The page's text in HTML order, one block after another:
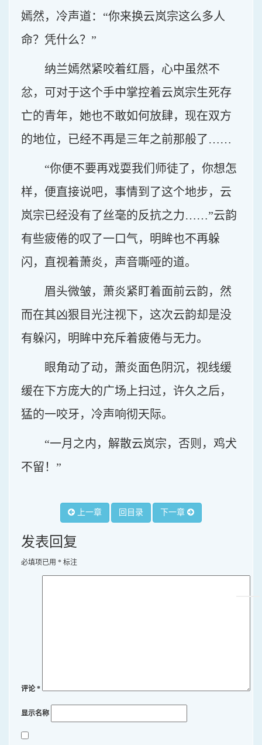
嫣然，冷声道：“你来换云岚宗这么多人
命？凭什么？”
纳兰嫣然紧咬着红唇，心中虽然不
忿，可对于这个手中掌控着云岚宗生死存
亡的青年，她也不敢如何放肆，现在双方
的地位，已经不再是三年之前那般了……
“你便不要再戏耍我们师徒了，你想怎
样，便直接说吧，事情到了这个地步，云
岚宗已经没有了丝毫的反抗之力……”云韵
有些疲倦的叹了一口气，明眸也不再躲
闪，直视着萧炎，声音嘶哑的道。
眉头微皱，萧炎紧盯着面前云韵，然
而在其凶狠目光注视下，这次云韵却是没
有躲闪，明眸中充斥着疲倦与无力。
眼角动了动，萧炎面色阴沉，视线缓
缓在下方庞大的广场上扫过，许久之后，
猛的一咬牙，冷声响彻天际。
“一月之内，解散云岚宗，否则，鸡犬
不留！”
上一章 回目录 下一章
发表回复
必填项已用 * 标注
评论*
显示名称